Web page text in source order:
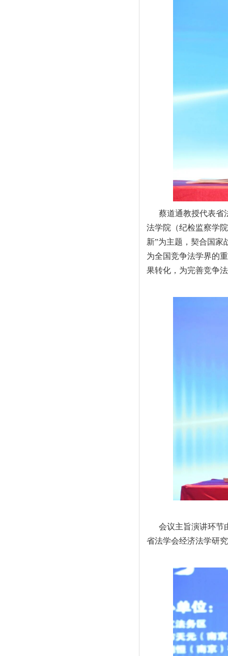
蔡道通教授代表省
法学院（纪检监察学
新”为主题，契合国家
为全国竞争法学界的
果转化，为完善竞争
会议主旨演讲环节
省法学会经济法学研